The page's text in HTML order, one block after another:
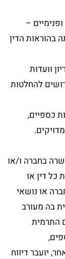
–
בהוראות הדין
וועדות
להחלטות
כספיים,
בחברה ו/או
כל דין או
או נושאי
בה מעורב
התרמית
יועבר דיווח